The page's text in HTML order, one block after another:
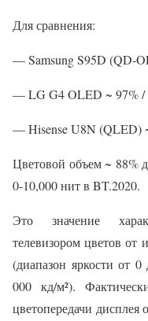
Для сравнения:
— Samsung S95D (QD-
— LG G4 OLED ~ 97% /
— Hisense U8N (QLED)
Цветовой объем ~ 88%
0-10,000 нит в BT.2020.
Это значение
телевизором цветов от
(диапазон яркости от
000 кд/м²).
цветопередачи дисплея